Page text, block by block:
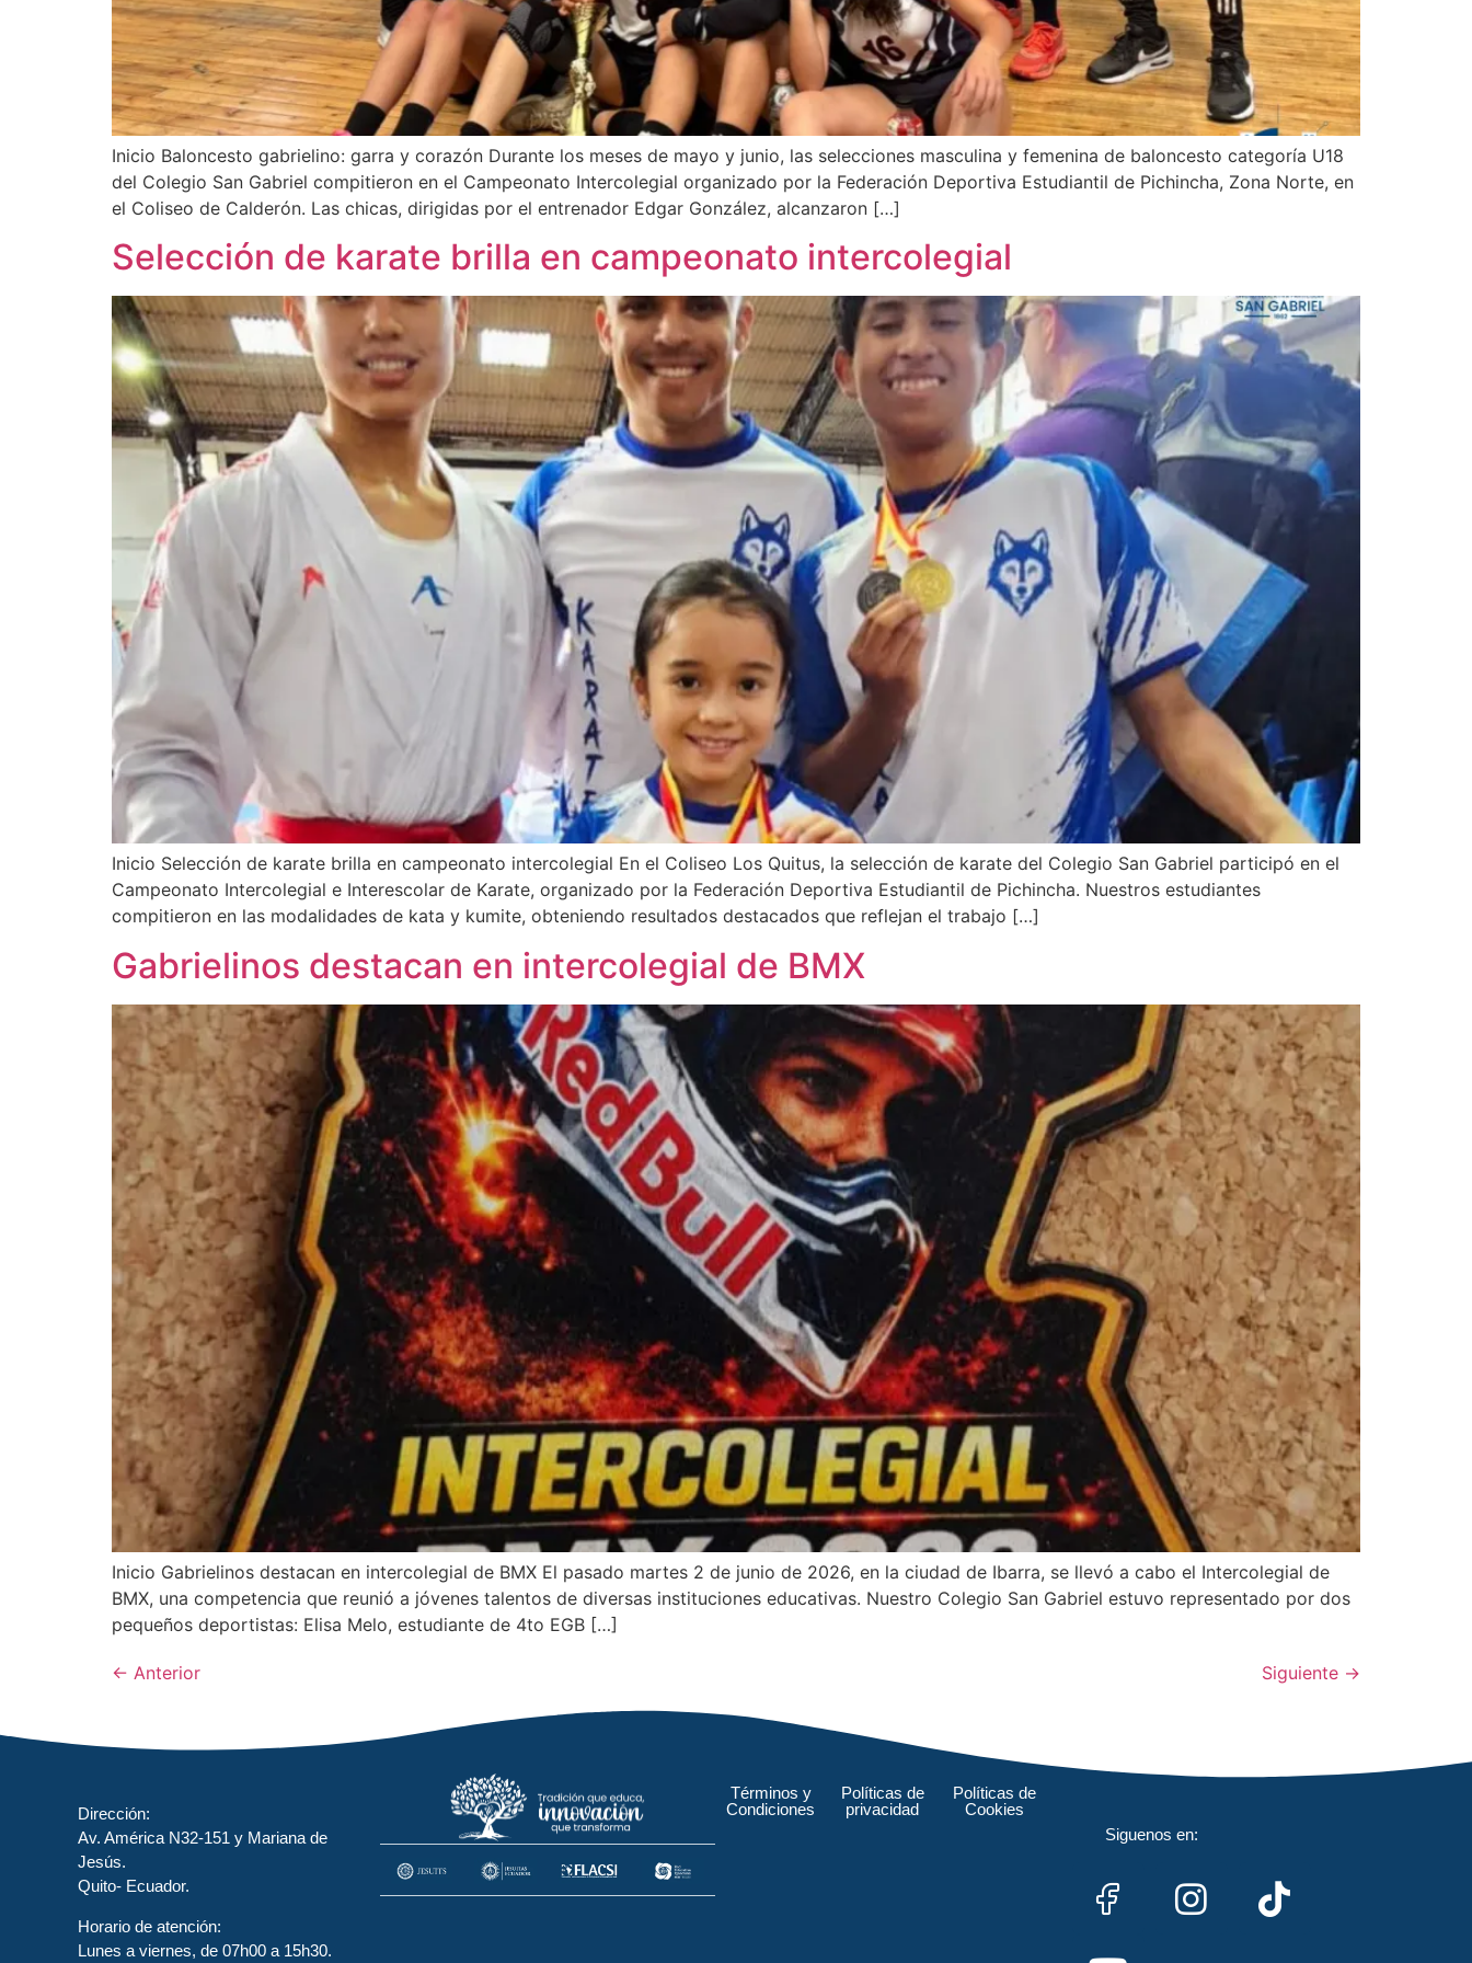
Inicio Baloncesto gabrielino: garra y corazón Durante los meses de mayo y junio, las selecciones masculina y femenina de baloncesto categoría U18
del Colegio San Gabriel compitieron en el Campeonato Intercolegial organizado por la Federación Deportiva Estudiantil de Pichincha, Zona Norte, en
el Coliseo de Calderón. Las chicas, dirigidas por el entrenador Edgar González, alcanzaron […]
Selección de karate brilla en campeonato intercolegial
Inicio Selección de karate brilla en campeonato intercolegial En el Coliseo Los Quitus, la selección de karate del Colegio San Gabriel participó en el
Campeonato Intercolegial e Interescolar de Karate, organizado por la Federación Deportiva Estudiantil de Pichincha. Nuestros estudiantes
compitieron en las modalidades de kata y kumite, obteniendo resultados destacados que reflejan el trabajo […]
Gabrielinos destacan en intercolegial de BMX
Inicio Gabrielinos destacan en intercolegial de BMX El pasado martes 2 de junio de 2026, en la ciudad de Ibarra, se llevó a cabo el Intercolegial de
BMX, una competencia que reunió a jóvenes talentos de diversas instituciones educativas. Nuestro Colegio San Gabriel estuvo representado por dos
pequeños deportistas: Elisa Melo, estudiante de 4to EGB […]
← Anterior Siguiente →
Dirección:
Av. América N32-151 y Mariana de
Jesús.
Quito- Ecuador.
Horario de atención:
Lunes a viernes, de 07h00 a 15h30.
Términos y
Condiciones
Políticas de
privacidad
Políticas de
Cookies
Siguenos en: